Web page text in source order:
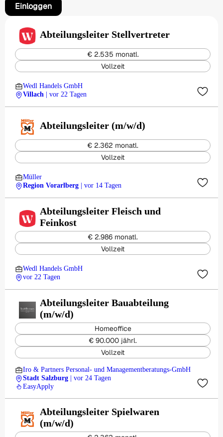
Einloggen
Abteilungsleiter Stellvertreter
€ 2.535 monatl.
Vollzeit
Wedl Handels GmbH
Villach
| vor 22 Tagen
Abteilungsleiter (m/w/d)
€ 2.362 monatl.
Vollzeit
Müller
Region Vorarlberg
| vor 14 Tagen
Abteilungsleiter Fleisch und
Feinkost
€ 2.986 monatl.
Vollzeit
Wedl Handels GmbH
vor 22 Tagen
Abteilungsleiter Bauabteilung
(m/w/d)
Homeoffice
€ 90.000 jährl.
Vollzeit
Iro & Partners Personal- und Managementberatungs-GmbH
Stadt Salzburg
| vor 24 Tagen
EasyApply
Abteilungsleiter Spielwaren
(m/w/d)